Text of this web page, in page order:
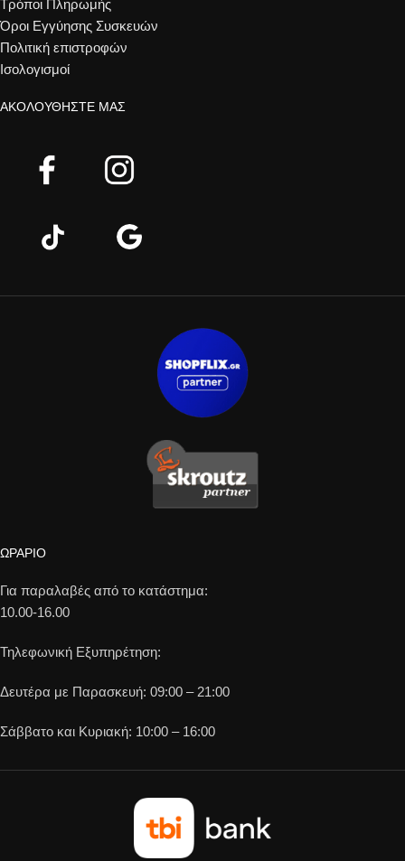
Τρόποι Πληρωμής
Όροι Εγγύησης Συσκευών
Πολιτική επιστροφών
Ισολογισμοί
ΑΚΟΛΟΥΘΉΣΤΕ ΜΑΣ
ΩΡΑΡΙΟ
Για παραλαβές από το κατάστημα:
10.00-16.00
Τηλεφωνική Εξυπηρέτηση:
Δευτέρα με Παρασκευή: 09:00 – 21:00
Σάββατο και Κυριακή: 10:00 – 16:00